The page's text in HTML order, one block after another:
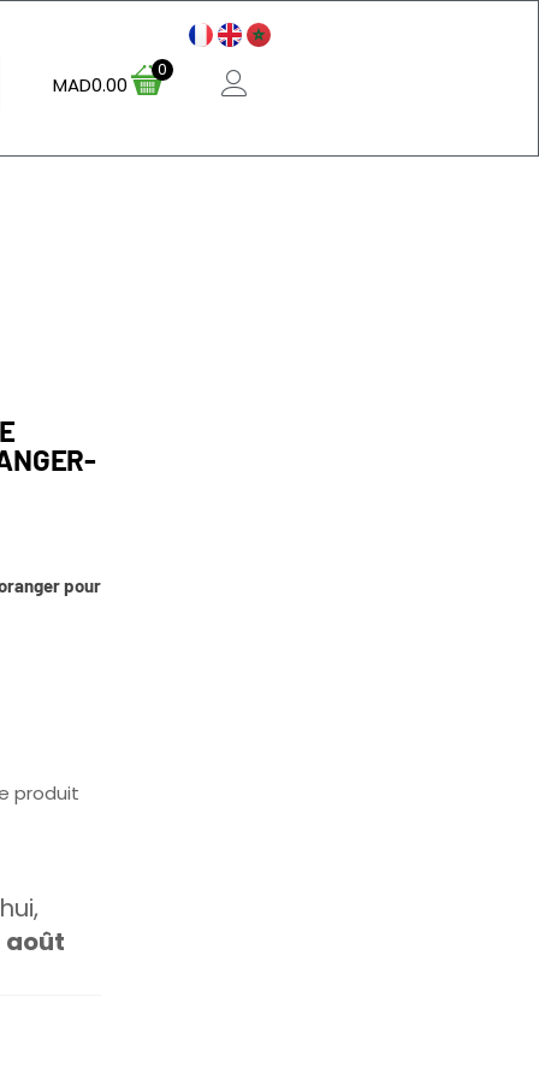
MAD0.00
0
pour
produit
août